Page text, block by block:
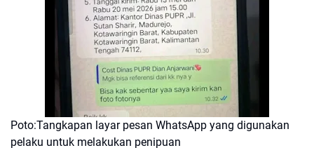
Poto:Tangkapan layar pesan WhatsApp yang digunakan
pelaku untuk melakukan penipuan